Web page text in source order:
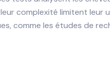
complexité limitent leur
comme les études de